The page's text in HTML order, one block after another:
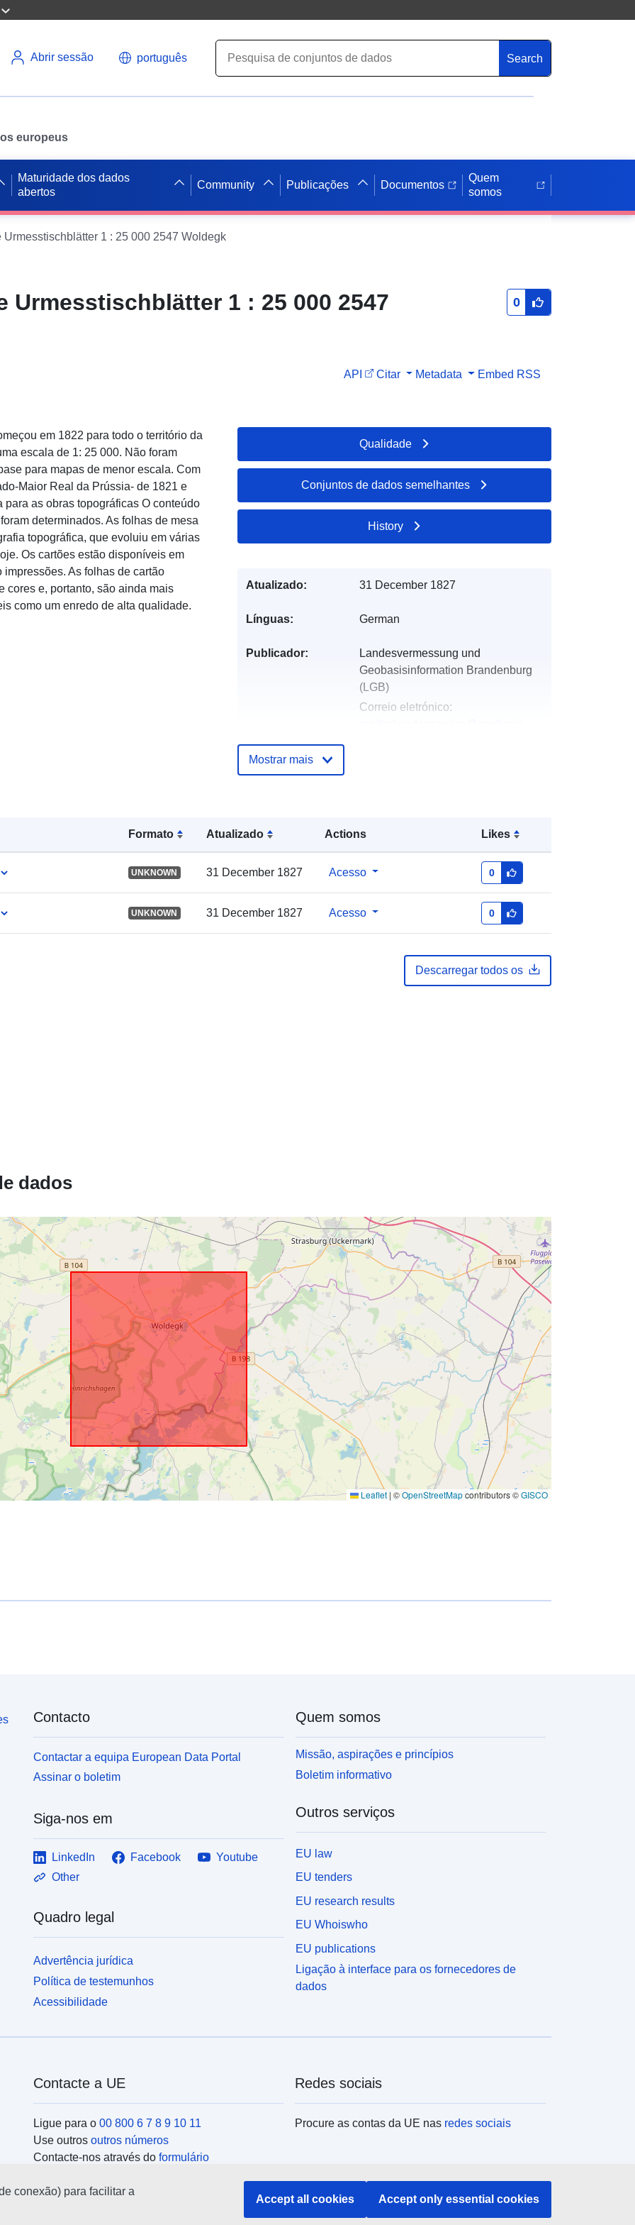
Abrir sessão português Search
europeus
Maturidade dos dados
abertos
Community Publicações Documentos
Quem
somos
Urmesstischblätter 1 : 25 000 2547 Woldegk
Urmesstischblätter 1 : 25 000 2547
0
API Citar Metadata Embed RSS
em 1822 para todo o território da
escala de 1: 25 000. Não foram
para mapas de menor escala. Com
Maior Real da Prússia- de 1821 e
as obras topográficas O conteúdo
determinados. As folhas de mesa
topográfica, que evoluiu em várias
Os cartões estão disponíveis em
As folhas de cartão
cores e, portanto, são ainda mais
como um enredo de alta qualidade.
Formato Atualizado Actions Likes
UNKNOWN 31 December 1827 Acesso 0
UNKNOWN 31 December 1827 Acesso 0
Descarregar todos os
dados
Leaflet | ©OpenStreetMapcontributors ©GISCO
Qualidade
Conjuntos de dados semelhantes
History
Atualizado: 31 December 1827
Línguas: German
Publicador:
Landesvermessung und
Geobasisinformation Brandenburg
(LGB)
Correio eletrónico:
Registo do
April 2026
Espacial: Coordenadas:
13.49, 53.39 ], [ 13.49, 53.49 ] ]
Período de
acumulação:
unknown
Mostrar mais
Contacto
Contactar a equipa European Data Portal
Assinar o boletim
Siga-nos em
LinkedIn Facebook
Youtube
Other
Quadro legal
Advertência jurídica
Política de testemunhos
Acessibilidade
Quem somos
Missão, aspirações e princípios
Boletim informativo
Outros serviços
EU law
EU tenders
EU research results
EU Whoiswho
EU publications
Ligação à interface para os fornecedores de
dados
Contacte a UE
Ligue para o 00 800 6 7 8 9 10 11
Use outros outros números
Contacte-nos através do formulário
Redes sociais
Procure as contas da UE nas redes sociais
Pesquisar todas as instituições e órgãos da UE
conexão) para facilitar a
Accept all cookies Accept only essential cookies